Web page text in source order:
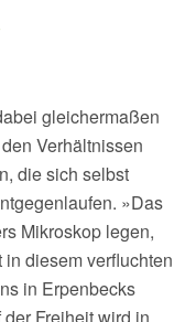
gleichermaßen
Verhältnissen
die sich selbst
»Das
Mikroskop legen,
diesem verfluchten
in Erpenbecks